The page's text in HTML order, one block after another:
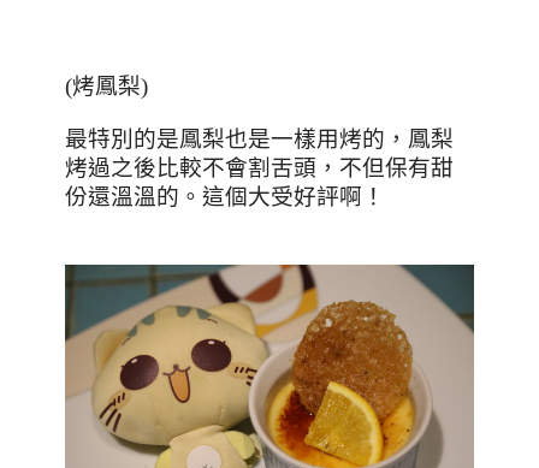
(烤鳳梨)
最特別的是鳳梨也是一樣用烤的，鳳梨
烤過之後比較不會割舌頭，不但保有甜
份還溫溫的。這個大受好評啊！